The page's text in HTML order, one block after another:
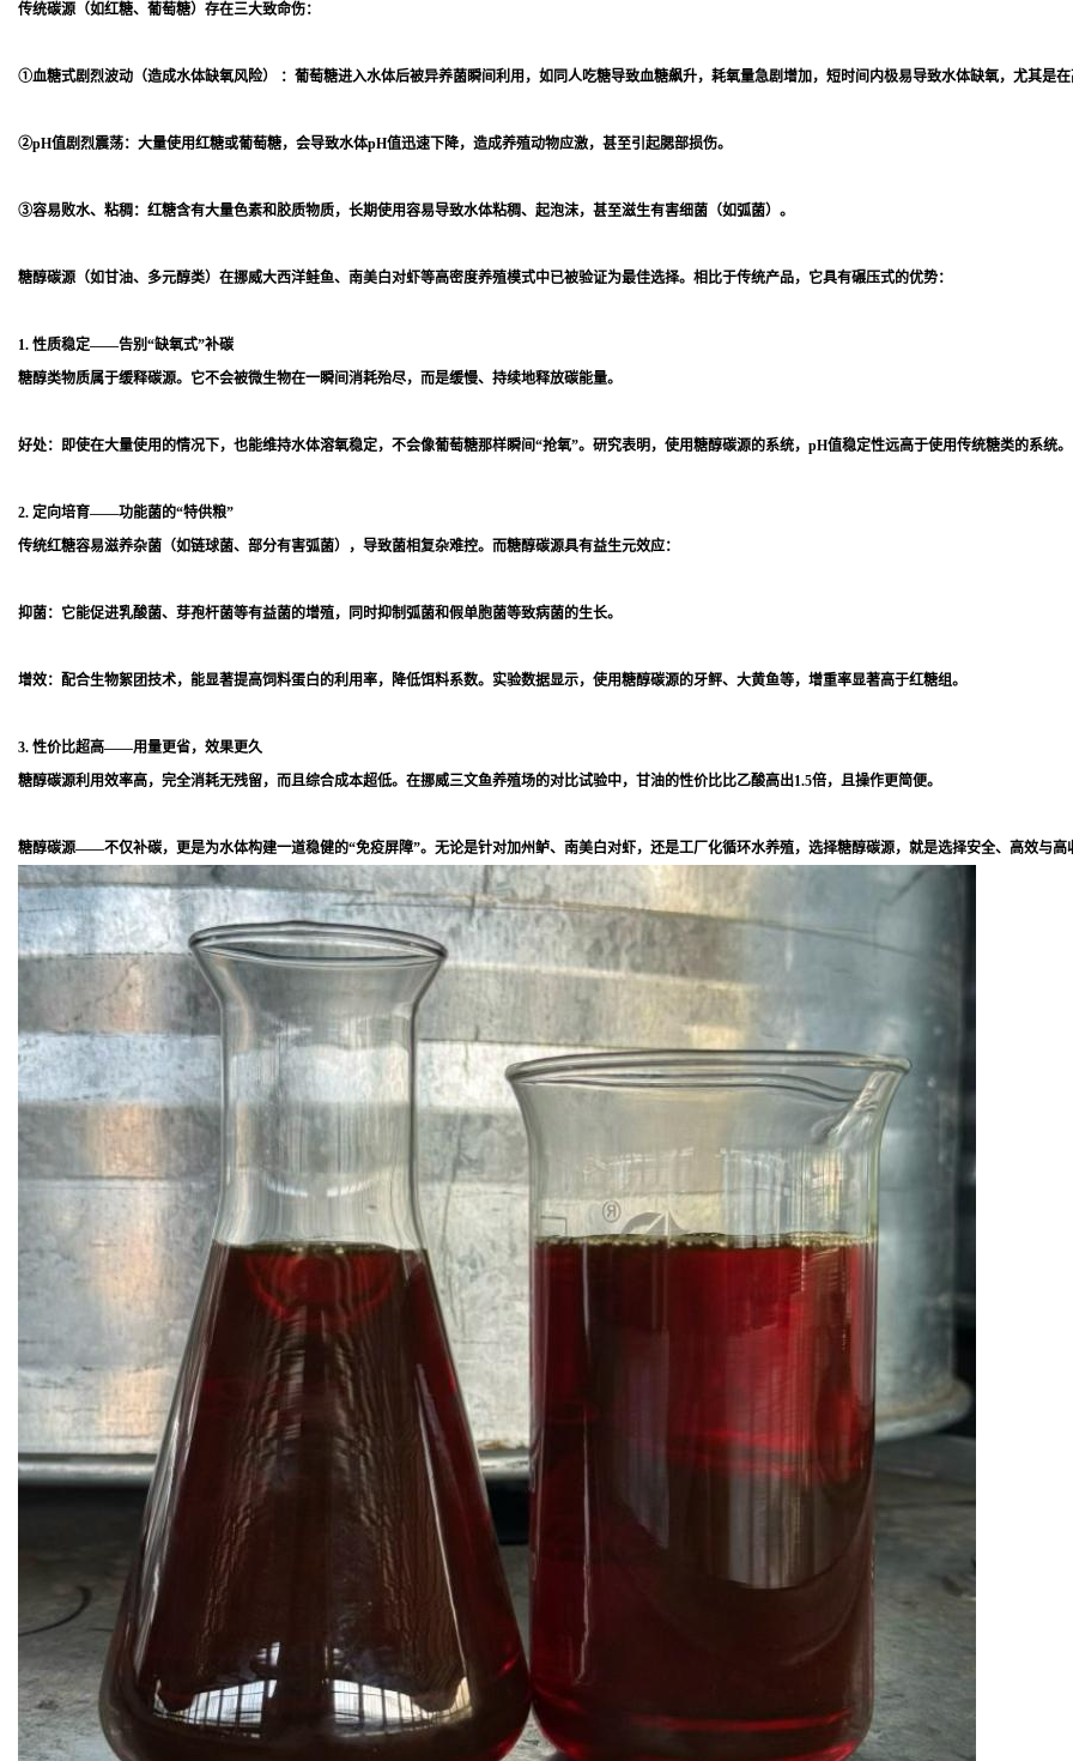
传统碳源（如红糖、葡萄糖）存在三大致命伤：
①血糖式剧烈波动（造成水体缺氧风险） ：葡萄糖进入水体后被异养菌瞬间利用，如同人吃糖导致血糖飙升，耗氧量急剧增加，短时间内极易导致水体缺氧，尤其是
②pH值剧烈震荡：大量使用红糖或葡萄糖，会导致水体pH值迅速下降，造成养殖动物应激，甚至引起腮部损伤。
③容易败水、粘稠：红糖含有大量色素和胶质物质，长期使用容易导致水体粘稠、起泡沫，甚至滋生有害细菌（如弧菌）。
糖醇碳源（如甘油、多元醇类）在挪威大西洋鲑鱼、南美白对虾等高密度养殖模式中已被验证为最佳选择。相比于传统产品，它具有碾压式的优势：
1. 性质稳定——告别“缺氧式”补碳
糖醇类物质属于缓释碳源。它不会被微生物在一瞬间消耗殆尽，而是缓慢、持续地释放碳能量。
好处：即使在大量使用的情况下，也能维持水体溶氧稳定，不会像葡萄糖那样瞬间“抢氧”。研究表明，使用糖醇碳源的系统，pH值稳定性远高于使用传统糖类的系统。
2. 定向培育——功能菌的“特供粮”
传统红糖容易滋养杂菌（如链球菌、部分有害弧菌），导致菌相复杂难控。而糖醇碳源具有益生元效应：
抑菌：它能促进乳酸菌、芽孢杆菌等有益菌的增殖，同时抑制弧菌和假单胞菌等致病菌的生长。
增效：配合生物絮团技术，能显著提高饲料蛋白的利用率，降低饵料系数。实验数据显示，使用糖醇碳源的牙鲆、大黄鱼等，增重率显著高于红糖组。
3. 性价比超高——用量更省，效果更久
糖醇碳源利用效率高，完全消耗无残留，而且综合成本超低。在挪威三文鱼养殖场的对比试验中，甘油的性价比比乙酸高出1.5倍，且操作更简便。
糖醇碳源——不仅补碳，更是为水体构建一道稳健的“免疫屏障”。无论是针对加州鲈、南美白对虾，还是工厂化循环水养殖，选择糖醇碳源，就是选择安全、高效与高